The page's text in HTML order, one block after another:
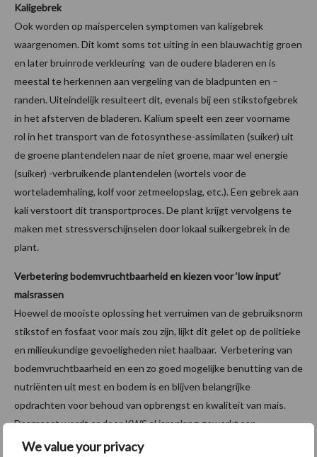
We value your privacy
Kaligebrek
Ook worden op maispercelen symptomen van kaligebrek
waargenomen. Dit komt soms tot uiting in een blauwachtig groen
en later bruinrode verkleuring van de oudere bladeren en is
meestal te herkennen aan vergeling van de bladpunten en –
randen. Uiteindelijk resulteert dit, evenals bij een stikstofgebrek
in het afsterven de bladeren. Kalium speelt een zeer voorname
rol in het transport van de fotosynthese-assimilaten (suiker) uit
de groene plantendelen naar de niet groene, maar wel energie
(suiker) -verbruikende plantendelen (wortels voor de
wortelademhaling, kolf voor zetmeelopslag, etc.). Een gebrek aan
kali verstoort dit transportproces. De plant krijgt vervolgens te
maken met stressverschijnselen door lokaal suikergebrek in de
plant.
Verbetering bodemvruchtbaarheid en kiezen voor ‘low input’
maisrassen
Hoewel de mooiste oplossing het verruimen van de gebruiksnorm
stikstof en fosfaat voor mais zou zijn, lijkt dit gelet op de politieke
en milieukundige gevoeligheden niet haalbaar. Verbetering van
bodemvruchtbaarheid en een zo goed mogelijke benutting van de
nutriënten uit mest en bodem is en blijven belangrijke
opdrachten voor behoud van opbrengst en kwaliteit van mais.
Daarnaast wordt er door KWS al jarenlang gewerkt aan
zogenaamde ‘low input’ rassen. Maisrassen die met minder